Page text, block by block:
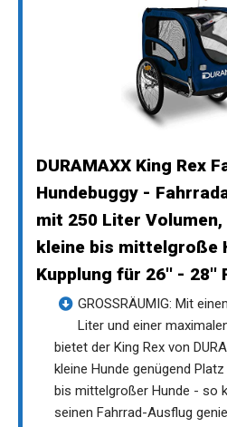
DURAMAXX King Rex
Hundebuggy -
mit 250 Liter
kleine bis mittelgroße
Kupplung für 26'' - 28''
GROSSRÄUMIG: Mit
Liter und einer
bietet der King Rex von
kleine Hunde genügend
bis mittelgroßer Hunde - so
seinen Fahrrad-Ausflug